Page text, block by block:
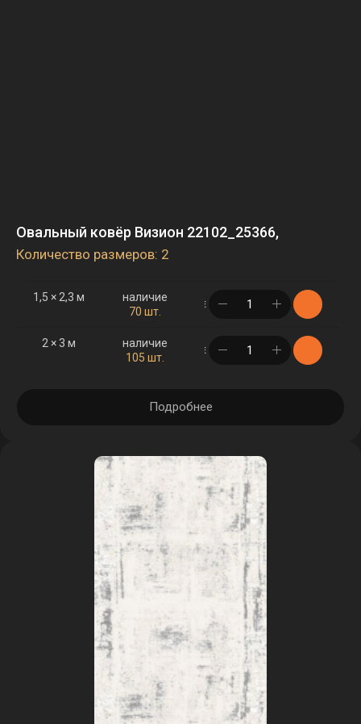
Овальный ковёр Визион 22102_25366,
Количество размеров: 2
1,5 × 2,3 м
наличие
70 шт.
в корзине
2 × 3 м
наличие
105 шт.
в корзине
Подробнее